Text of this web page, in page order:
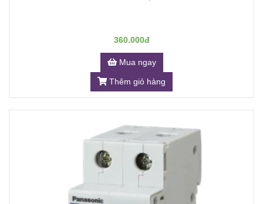
360.000đ
Mua ngay
Thêm giỏ hàng